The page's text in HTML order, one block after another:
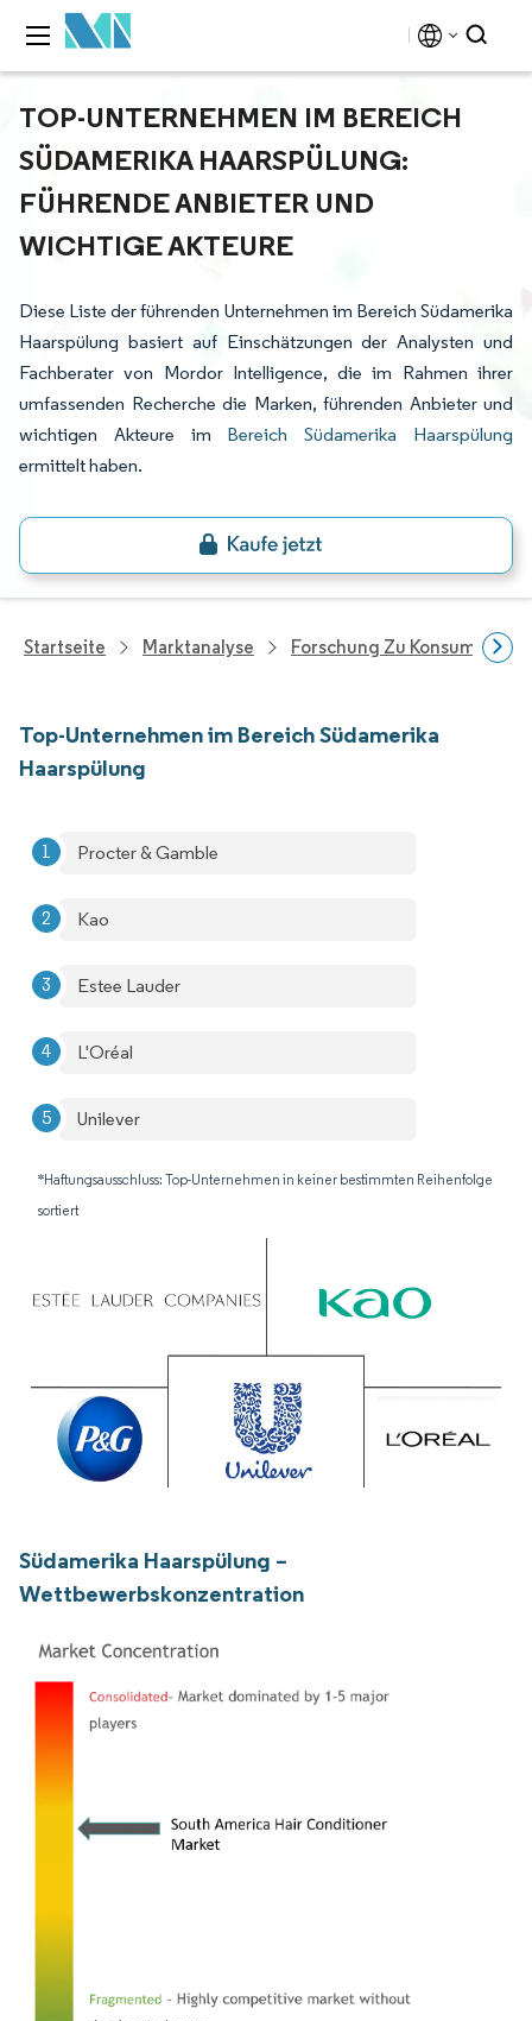
TOP-UNTERNEHMEN IM BEREICH
SÜDAMERIKA HAARSPÜLUNG:
FÜHRENDE ANBIETER UND
WICHTIGE AKTEURE
Diese Liste der führenden Unternehmen im Bereich Südamerika
Haarspülung basiert auf Einschätzungen der Analysten und
Fachberater von Mordor Intelligence, die im Rahmen ihrer
umfassenden Recherche die Marken, führenden Anbieter und
wichtigen Akteure im Bereich Südamerika Haarspülung
ermittelt haben.
Startseite Marktanalyse Forschung Zu
Top-Unternehmen im Bereich Südamerika
Haarspülung
Procter & Gamble
Kao
Estee Lauder
L'Oréal
Unilever
*Haftungsausschluss: Top-Unternehmen in keiner bestimmten Reihenfolge
sortiert
Südamerika Haarspülung –
Wettbewerbskonzentration